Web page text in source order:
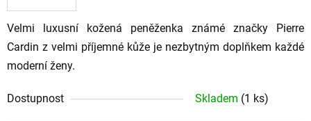
Velmi luxusní kožená peněženka známé značky Pierre
Cardin z velmi příjemné kůže je nezbytným doplňkem každé
moderní ženy.
Dostupnost Skladem (1 ks)